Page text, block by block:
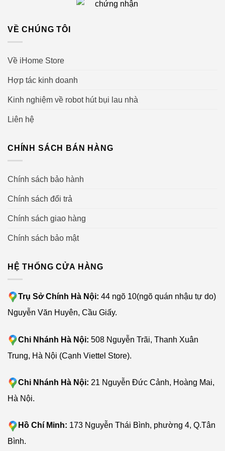
Ecovacs Deebot T10 Plus trang bị công
nghệ Camera AIVI AI thông minh
trang bị hệ thống Camera AIVI AI thế hệ thứ 3 tiên tiến
nhất của Ecovacs. Hệ thống này cho phép robot có thể
hiện né tránh vật cản đó. Hệ thống camera này còn giúp
cho robot điều hướng di chuyển tốt hơn, hạn chế va
đáng kể.
Robot hút bụi Ecovacs Deebot T10 nâng
Xây dựng bản đồ 3D cùng thời gian thực nhờ công nghệ
VỀ CHÚNG TÔI
Về iHome Store
Hợp tác kinh doanh
Kinh nghiệm về robot hút bụi lau nhà
Liên hệ
CHÍNH SÁCH BÁN HÀNG
Chính sách bảo hành
Chính sách đổi trả
Chính sách giao hàng
Chính sách bảo mật
HỆ THỐNG CỬA HÀNG
Trụ Sở Chính Hà Nội: 44 ngõ 10(ngõ quán nhậu tự do)
Nguyễn Văn Huyên, Cầu Giấy.
Chi Nhánh Hà Nội: 508 Nguyễn Trãi, Thanh Xuân
Trung, Hà Nội (Cạnh Viettel Store).
Chi Nhánh Hà Nội: 21 Nguyễn Đức Cảnh, Hoàng Mai,
Hà Nội.
Hồ Chí Minh: 173 Nguyễn Thái Bình, phường 4, Q.Tân
Bình.